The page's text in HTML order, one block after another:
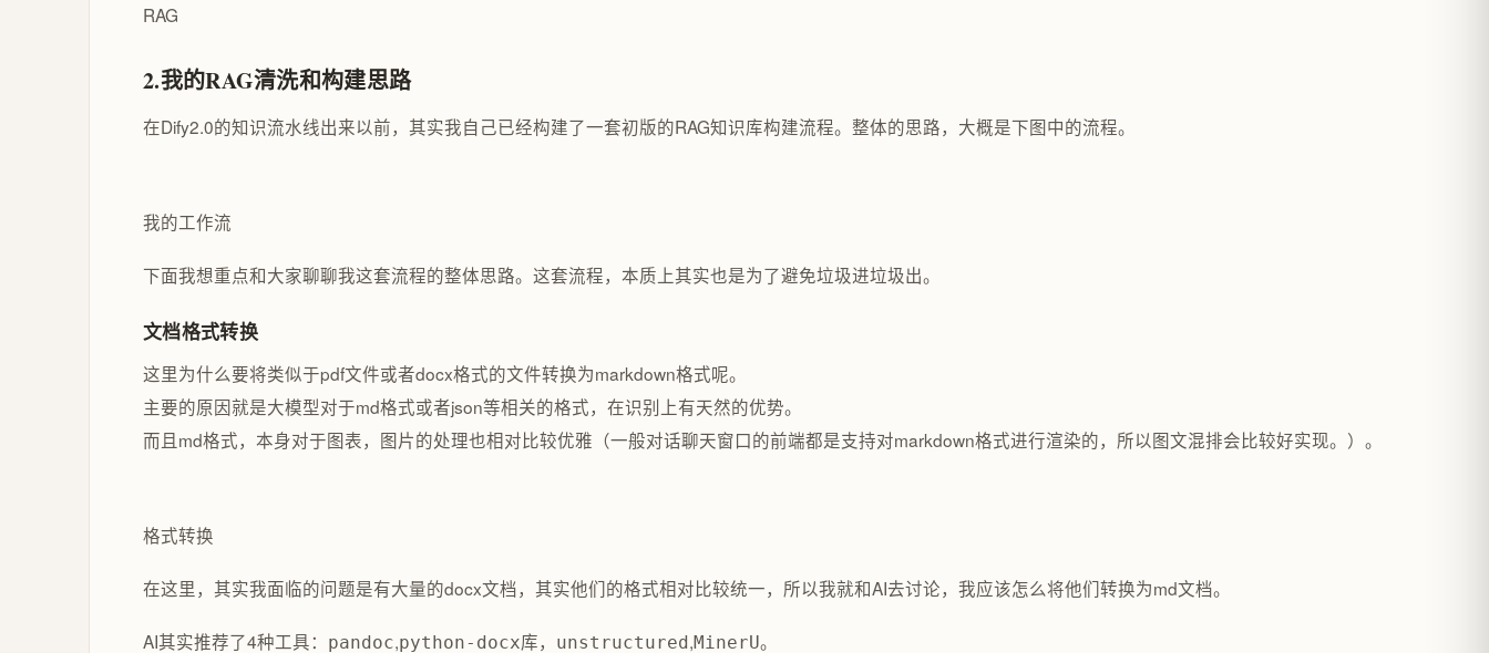
RAG
2.我的RAG清洗和构建思路
在Dify2.0的知识流水线出来以前，其实我自己已经构建了一套初版的RAG知识库构建流程。整体的思路，大概是下图中的流程。
我的工作流
下面我想重点和大家聊聊我这套流程的整体思路。这套流程，本质上其实也是为了避免垃圾进垃圾出。
文档格式转换
这里为什么要将类似于pdf文件或者docx格式的文件转换为markdown格式呢。
主要的原因就是大模型对于md格式或者json等相关的格式，在识别上有天然的优势。
而且md格式，本身对于图表，图片的处理也相对比较优雅（一般对话聊天窗口的前端都是支持对markdown格式进行渲染的，所以图文混排会比较好实现。）。
格式转换
在这里，其实我面临的问题是有大量的docx文档，其实他们的格式相对比较统一，所以我就和AI去讨论，我应该怎么将他们转换为md文档。
AI其实推荐了4种工具： pandoc,python-docx库， unstructured ,MinerU。